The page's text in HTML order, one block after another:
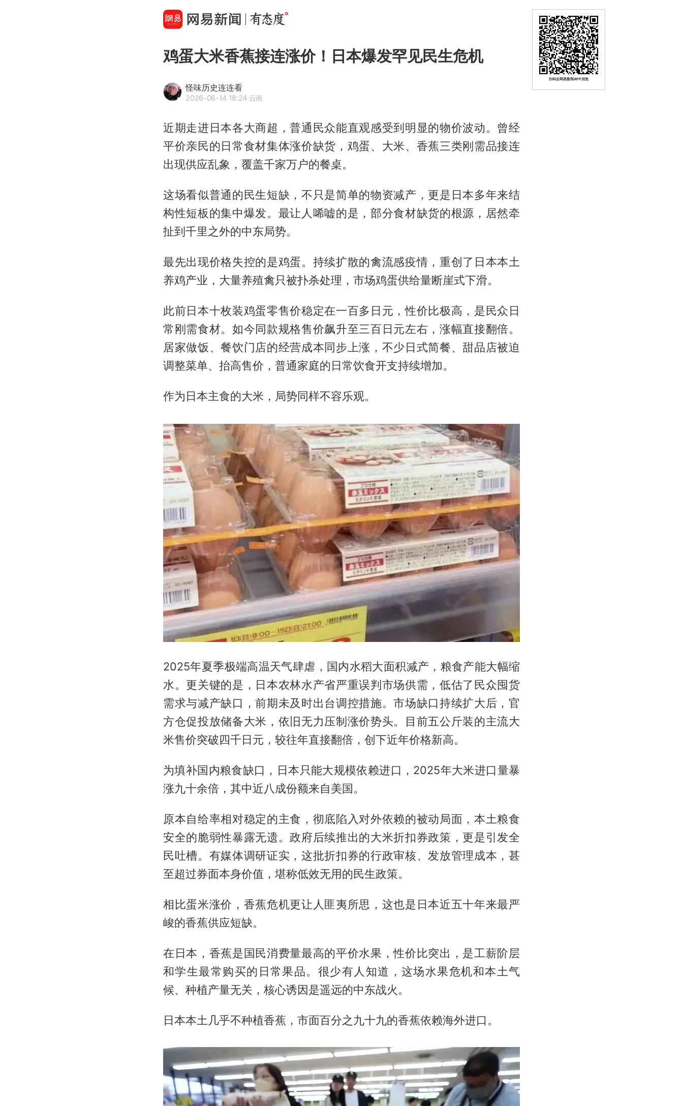
鸡蛋大米香蕉接连涨价！日本爆发罕见民生危机
怪味历史连连看
2026-06-14 18:24·云南
近期走进日本各大商超，普通民众能直观感受到明显的物价波动。曾经
平价亲民的日常食材集体涨价缺货，鸡蛋、大米、香蕉三类刚需品接连
出现供应乱象，覆盖千家万户的餐桌。
这场看似普通的民生短缺，不只是简单的物资减产，更是日本多年来结
构性短板的集中爆发。最让人唏嘘的是，部分食材缺货的根源，居然牵
扯到千里之外的中东局势。
最先出现价格失控的是鸡蛋。持续扩散的禽流感疫情，重创了日本本土
养鸡产业，大量养殖禽只被扑杀处理，市场鸡蛋供给量断崖式下滑。
此前日本十枚装鸡蛋零售价稳定在一百多日元，性价比极高，是民众日
常刚需食材。如今同款规格售价飙升至三百日元左右，涨幅直接翻倍。
居家做饭、餐饮门店的经营成本同步上涨，不少日式简餐、甜品店被迫
调整菜单、抬高售价，普通家庭的日常饮食开支持续增加。
作为日本主食的大米，局势同样不容乐观。
2025年夏季极端高温天气肆虐，国内水稻大面积减产，粮食产能大幅缩
水。更关键的是，日本农林水产省严重误判市场供需，低估了民众囤货
需求与减产缺口，前期未及时出台调控措施。市场缺口持续扩大后，官
方仓促投放储备大米，依旧无力压制涨价势头。目前五公斤装的主流大
米售价突破四千日元，较往年直接翻倍，创下近年价格新高。
为填补国内粮食缺口，日本只能大规模依赖进口，2025年大米进口量暴
涨九十余倍，其中近八成份额来自美国。
原本自给率相对稳定的主食，彻底陷入对外依赖的被动局面，本土粮食
安全的脆弱性暴露无遗。政府后续推出的大米折扣券政策，更是引发全
民吐槽。有媒体调研证实，这批折扣券的行政审核、发放管理成本，甚
至超过券面本身价值，堪称低效无用的民生政策。
相比蛋米涨价，香蕉危机更让人匪夷所思，这也是日本近五十年来最严
峻的香蕉供应短缺。
在日本，香蕉是国民消费量最高的平价水果，性价比突出，是工薪阶层
和学生最常购买的日常果品。很少有人知道，这场水果危机和本土气
候、种植产量无关，核心诱因是遥远的中东战火。
日本本土几乎不种植香蕉，市面百分之九十九的香蕉依赖海外进口。
扫码去网易新闻APP浏览